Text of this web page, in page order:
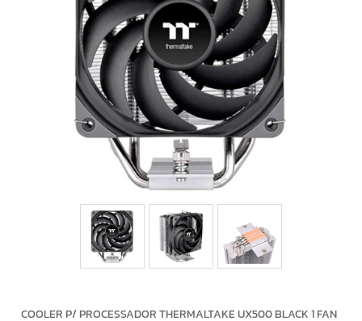
COOLER P/ PROCESSADOR THERMALTAKE UX500 BLACK 1 FAN